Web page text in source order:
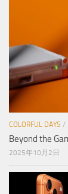
COLORFUL DAYS /
Beyond the
2025年10月2日